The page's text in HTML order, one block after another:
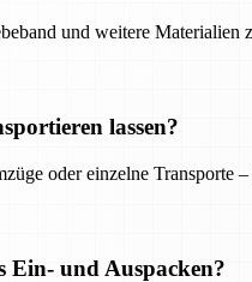
und weitere
lassen?
oder einzelne Transporte
Ein- und Auspacken?